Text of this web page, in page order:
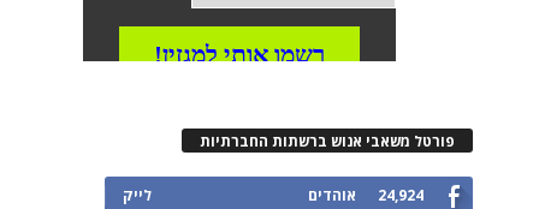
פורטל משאבי אנוש ברשתות החברתיות
24,924 אוהדים לייק